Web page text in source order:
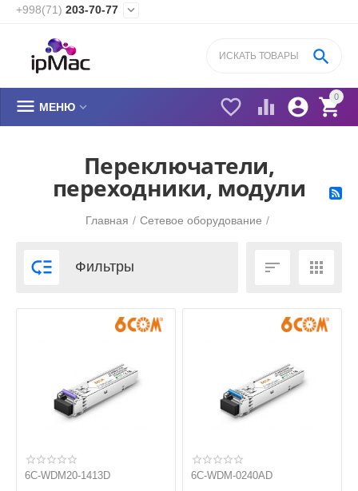
+998(71) 203-70-77 
0


 

 МЕНЮ 
Переключатели,
переходники, модули
Главная / Сетевое оборудование /
 Фильтры  
6C-WDM20-1413D 6C-WDM-0240AD